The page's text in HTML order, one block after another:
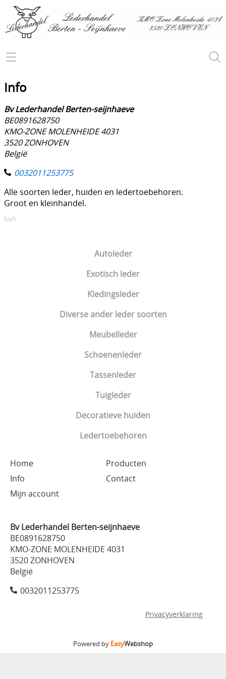
Home
Producten
Autoleder
Exotisch leder
Kledingsleder
Schoenenleder
Contact
Mijn account
Autoleder
Exotisch leder
Kledingsleder
Diverse ander leder soorten
Meubelleder
Schoenenleder
Tassenleder
Tuigleder
Decoratieve huiden
Ledertoebehoren
Info
Bv Lederhandel Berten-seijnhaeve
BE0891628750
KMO-ZONE MOLENHEIDE 4031
3520 ZONHOVEN
België
0032011253775
Alle soorten leder, huiden en ledertoebehoren.
Groot en kleinhandel.
bw5
Home
Producten
Info
Contact
Mijn account
Bv Lederhandel Berten-seijnhaeve
BE0891628750
KMO-ZONE MOLENHEIDE 4031
3520 ZONHOVEN
België
0032011253775
Privacyverklaring
Powered by EasyWebshop